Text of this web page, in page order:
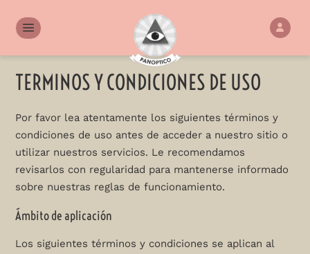
TERMINOS Y CONDICIONES DE USO
Por favor lea atentamente los siguientes términos y
condiciones de uso antes de acceder a nuestro sitio o
utilizar nuestros servicios. Le recomendamos
revisarlos con regularidad para mantenerse informado
sobre nuestras reglas de funcionamiento.
Ámbito de aplicación
Los siguientes términos y condiciones se aplican al